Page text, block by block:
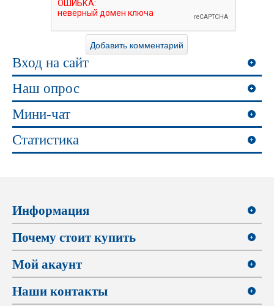
Вход на сайт
Наш опрос
Мини-чат
Статистика
Информация
Почему стоит купить
Мой акаунт
Наши контакты